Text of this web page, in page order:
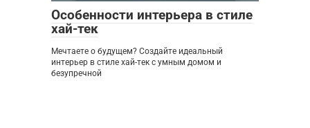
Особенности интерьера в стиле
хай-тек
Мечтаете о будущем? Создайте идеальный
интерьер в стиле хай-тек с умным домом и
безупречной